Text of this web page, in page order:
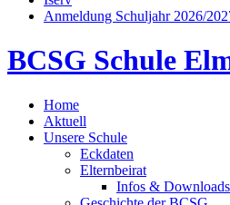
Anmeldung Schuljahr 2026/
BCSG Schule
Home
Aktuell
Unsere Schule
Eckdaten
Elternbeirat
Infos &